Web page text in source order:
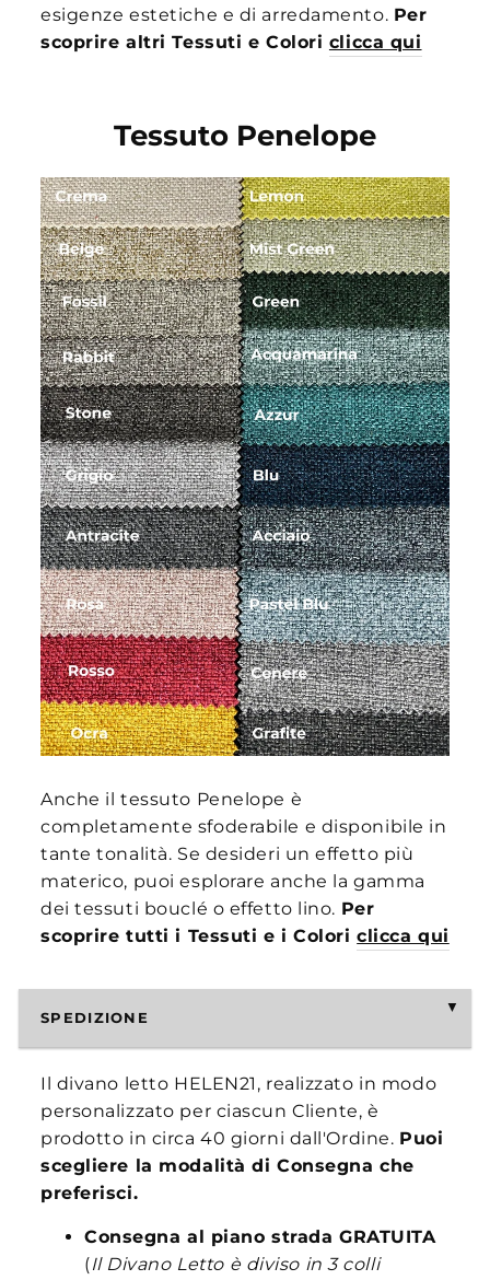
esigenze estetiche e di arredamento. Per
scoprire altri Tessuti e Colori clicca qui
Tessuto Penelope
Anche il tessuto Penelope è
completamente sfoderabile e disponibile in
tante tonalità. Se desideri un effetto più
materico, puoi esplorare anche la gamma
dei tessuti bouclé o effetto lino. Per
scoprire tutti i Tessuti e i Coloriclicca qui
SPEDIZIONE
Il divano letto HELEN21, realizzato in modo
personalizzato per ciascun Cliente, è
prodotto in circa 40 giorni dall'Ordine. Puoi
scegliere la modalità di Consegna che
preferisci.
Consegna al piano strada GRATUITA
(Il Divano Letto è diviso in 3 colli